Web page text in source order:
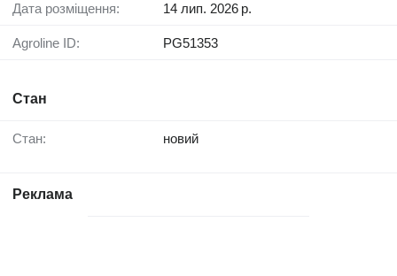
Дата розміщення: 14 лип. 2026 р.
Agroline ID: PG51353
Стан
Стан: новий
Реклама